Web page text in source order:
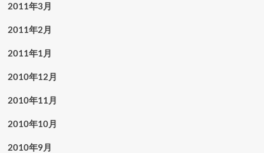
2011年3月
2011年2月
2011年1月
2010年12月
2010年11月
2010年10月
2010年9月